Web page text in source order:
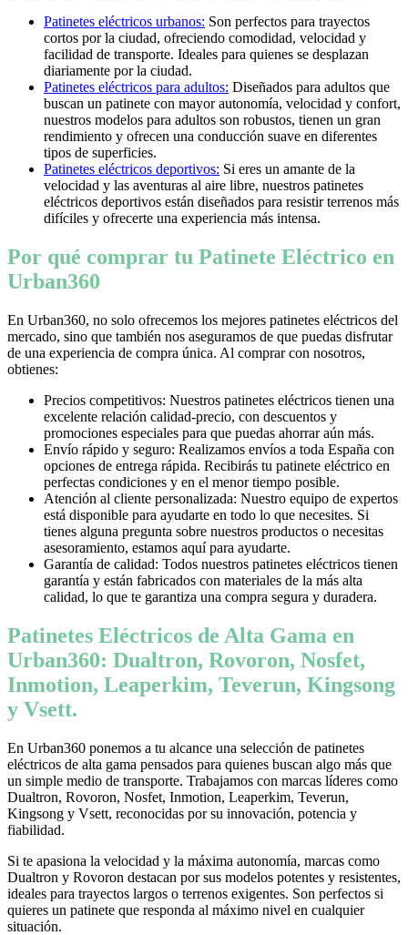
Patinetes eléctricos urbanos: Son perfectos para trayectos
cortos por la ciudad, ofreciendo comodidad, velocidad y
facilidad de transporte. Ideales para quienes se desplazan
diariamente por la ciudad.
Patinetes eléctricos para adultos: Diseñados para adultos que
buscan un patinete con mayor autonomía, velocidad y confort,
nuestros modelos para adultos son robustos, tienen un gran
rendimiento y ofrecen una conducción suave en diferentes
tipos de superficies.
Patinetes eléctricos deportivos: Si eres un amante de la
velocidad y las aventuras al aire libre, nuestros patinetes
eléctricos deportivos están diseñados para resistir terrenos más
difíciles y ofrecerte una experiencia más intensa.
Por qué comprar tu Patinete Eléctrico en
Urban360
En Urban360, no solo ofrecemos los mejores patinetes eléctricos del
mercado, sino que también nos aseguramos de que puedas disfrutar
de una experiencia de compra única. Al comprar con nosotros,
obtienes:
Precios competitivos: Nuestros patinetes eléctricos tienen una
excelente relación calidad-precio, con descuentos y
promociones especiales para que puedas ahorrar aún más.
Envío rápido y seguro: Realizamos envíos a toda España con
opciones de entrega rápida. Recibirás tu patinete eléctrico en
perfectas condiciones y en el menor tiempo posible.
Atención al cliente personalizada: Nuestro equipo de expertos
está disponible para ayudarte en todo lo que necesites. Si
tienes alguna pregunta sobre nuestros productos o necesitas
asesoramiento, estamos aquí para ayudarte.
Garantía de calidad: Todos nuestros patinetes eléctricos tienen
garantía y están fabricados con materiales de la más alta
calidad, lo que te garantiza una compra segura y duradera.
Patinetes Eléctricos de Alta Gama en
Urban360: Dualtron, Rovoron, Nosfet,
Inmotion, Leaperkim, Teverun, Kingsong
y Vsett.
En Urban360 ponemos a tu alcance una selección de patinetes
eléctricos de alta gama pensados para quienes buscan algo más que
un simple medio de transporte. Trabajamos con marcas líderes como
Dualtron, Rovoron, Nosfet, Inmotion, Leaperkim, Teverun,
Kingsong y Vsett, reconocidas por su innovación, potencia y
fiabilidad.
Si te apasiona la velocidad y la máxima autonomía, marcas como
Dualtron y Rovoron destacan por sus modelos potentes y resistentes,
ideales para trayectos largos o terrenos exigentes. Son perfectos si
quieres un patinete que responda al máximo nivel en cualquier
situación.